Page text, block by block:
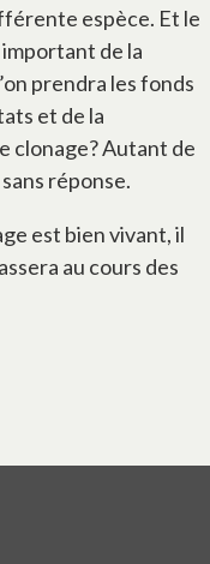
espèce. Et le
de la
prendra les fonds
et de la
clonage? Autant de
réponse.
est bien vivant, il
au cours des